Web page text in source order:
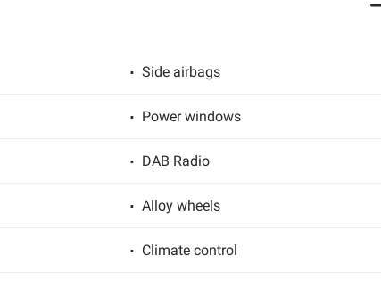
Side airbags
Power windows
DAB Radio
Alloy wheels
Climate control